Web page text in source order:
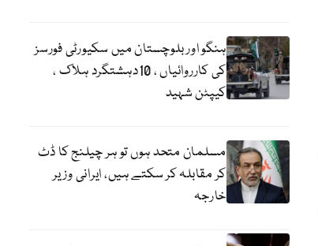
ہنگو اور بلوچستان میں سکیورٹی فورسز
کی کارروائیاں ، 10دہشتگرد ہلاک ،
کیپٹن شہید
مسلمان متحد ہوں تو ہر چیلنج کا ڈٹ
کر مقابلہ کر سکتے ہیں، ایرانی وزیر
خارجہ